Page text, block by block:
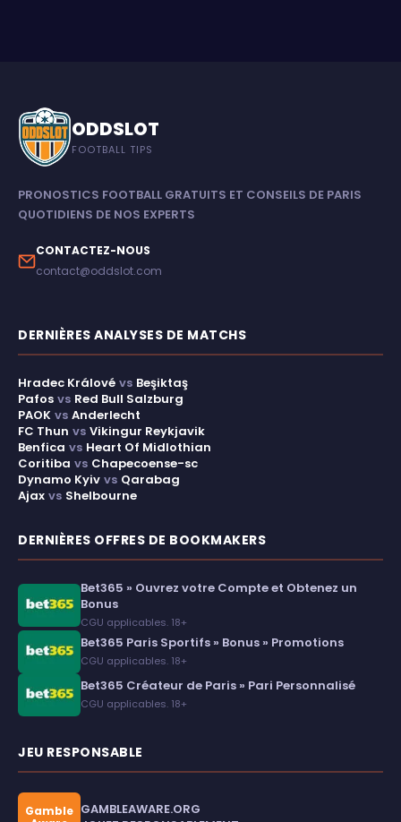
ODDSLOT
FOOTBALL TIPS
PRONOSTICS FOOTBALL GRATUITS ET CONSEILS DE PARIS
QUOTIDIENS DE NOS EXPERTS
CONTACTEZ-NOUS
contact@oddslot.com
DERNIÈRES ANALYSES DE MATCHS
Hradec Králové vs Beşiktaş
Pafos vs Red Bull Salzburg
PAOK vs Anderlecht
FC Thun vs Vikingur Reykjavik
Benfica vs Heart Of Midlothian
Coritiba vs Chapecoense-sc
Dynamo Kyiv vs Qarabag
Ajax vs Shelbourne
DERNIÈRES OFFRES DE BOOKMAKERS
Bet365 » Ouvrez votre Compte et Obtenez un
Bonus
CGU applicables. 18+
Bet365 Paris Sportifs » Bonus » Promotions
CGU applicables. 18+
Bet365 Créateur de Paris » Pari Personnalisé
CGU applicables. 18+
JEU RESPONSABLE
Gamble GAMBLEAWARE.ORG